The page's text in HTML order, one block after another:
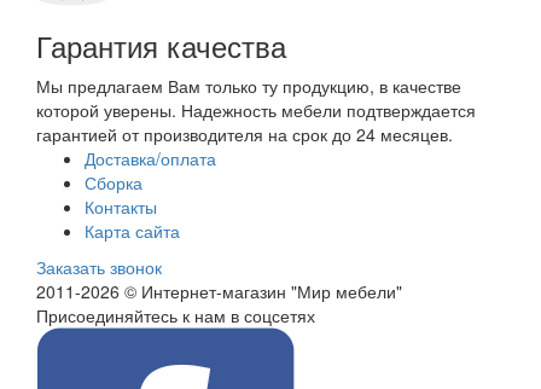
Гарантия качества
Мы предлагаем Вам только ту продукцию, в качестве
которой уверены. Надежность мебели подтверждается
гарантией от производителя на срок до 24 месяцев.
Доставка/оплата
Сборка
Контакты
Карта сайта
Заказать звонок
2011-2026 © Интернет-магазин "Мир мебели"
Присоединяйтесь к нам в соцсетях